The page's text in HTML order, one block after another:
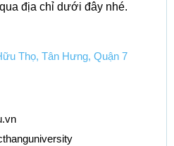
địa chỉ dưới đây nhé.
Thọ, Tân Hưng, Quận 7